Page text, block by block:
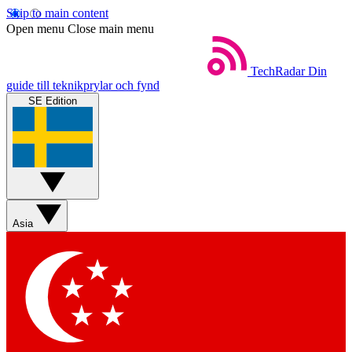
Skip to main content
Open menu Close main menu
TechRadar Din
guide till teknikprylar och fynd
SE Edition
Asia